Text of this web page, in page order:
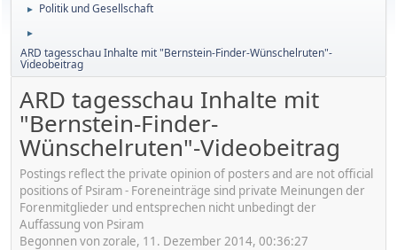
► Politik und Gesellschaft
►
ARD tagesschau Inhalte mit "Bernstein-Finder-Wünschelruten"-
Videobeitrag
ARD tagesschau Inhalte mit
"Bernstein-Finder-
Wünschelruten"-Videobeitrag
Postings reflect the private opinion of posters and are not official
positions of Psiram - Foreneinträge sind private Meinungen der
Forenmitglieder und entsprechen nicht unbedingt der
Auffassung von Psiram
Begonnen von zorale, 11. Dezember 2014, 00:36:27